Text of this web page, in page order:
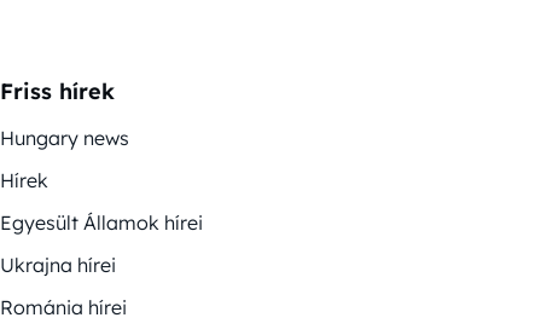
Friss hírek
Hungary news
Hírek
Egyesült Államok hírei
Ukrajna hírei
Románia hírei